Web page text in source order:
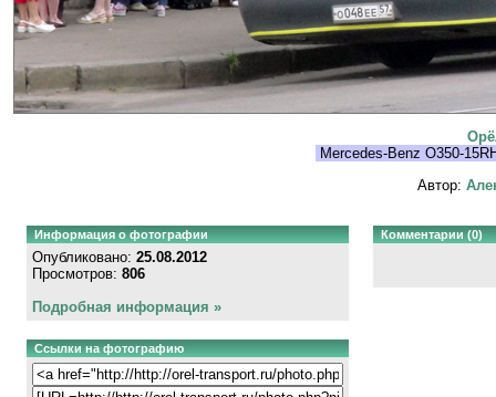
Mercedes-Benz O350-
Автор:
Информация о фотографии
Опубликовано: 25.08.2012
Просмотров: 806
Подробная информация »
Ссылки на фотографию
Комментарии (0)